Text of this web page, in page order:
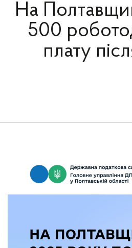
На
500
плату